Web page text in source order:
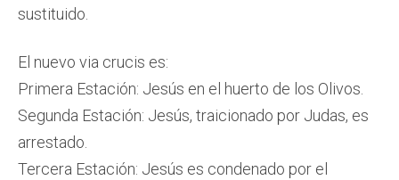
sustituido.
El nuevo via crucis es:
Primera Estación: Jesús en el huerto de los Olivos.
Segunda Estación: Jesús, traicionado por Judas, es
arrestado.
Tercera Estación: Jesús es condenado por el